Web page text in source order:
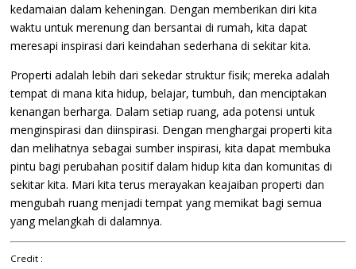
kedamaian dalam keheningan. Dengan memberikan diri kita
waktu untuk merenung dan bersantai di rumah, kita dapat
meresapi inspirasi dari keindahan sederhana di sekitar kita.
Properti adalah lebih dari sekedar struktur fisik; mereka adalah
tempat di mana kita hidup, belajar, tumbuh, dan menciptakan
kenangan berharga. Dalam setiap ruang, ada potensi untuk
menginspirasi dan diinspirasi. Dengan menghargai properti kita
dan melihatnya sebagai sumber inspirasi, kita dapat membuka
pintu bagi perubahan positif dalam hidup kita dan komunitas di
sekitar kita. Mari kita terus merayakan keajaiban properti dan
mengubah ruang menjadi tempat yang memikat bagi semua
yang melangkah di dalamnya.
Credit :